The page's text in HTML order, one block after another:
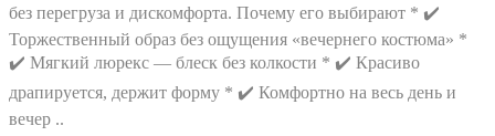
без перегруза и дискомфорта. Почему его выбирают * ✔️
Торжественный образ без ощущения «вечернего костюма» *
✔️ Мягкий люрекс — блеск без колкости * ✔️ Красиво
драпируется, держит форму * ✔️ Комфортно на весь день и
вечер ..